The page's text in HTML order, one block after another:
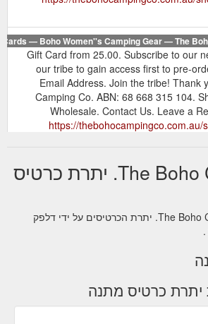
Cards — Boho Women''s Camping Gear — The
Gift Card from 25.00. Subscribe to our
our tribe to gain access first to pre-
Email Address. Join the tribe! Thank
Camping Co. ABN: 68 668 315 104.
Wholesale. Contact Us. Leave a
https://thebohocampingco.com.au/
The Boho Camping Co. יתרת כרטיס
תוכלו לברר The Boho Camping Co. יתרת הכרטיסים על ידי דלפק
יתרת כרטיס מתנה